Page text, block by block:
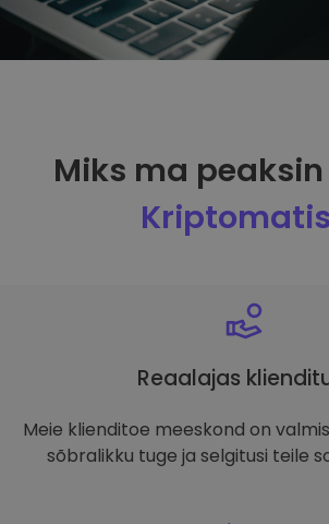
Miks ma
Kriptomatis
Reaalajas
Meie klienditoe meeskond on
sõbralikku tuge ja selgitusi teile